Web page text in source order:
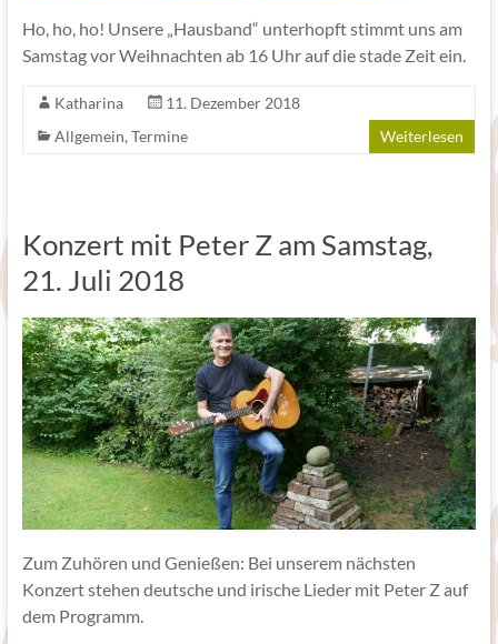
Ho, ho, ho! Unsere „Hausband“ unterhopft stimmt uns am
Samstag vor Weihnachten ab 16 Uhr auf die stade Zeit ein.
Katharina
11. Dezember 2018
Allgemein, Termine Weiterlesen
Konzert mit Peter Z am Samstag,
21. Juli 2018
Zum Zuhören und Genießen: Bei unserem nächsten
Konzert stehen deutsche und irische Lieder mit Peter Z auf
dem Programm.